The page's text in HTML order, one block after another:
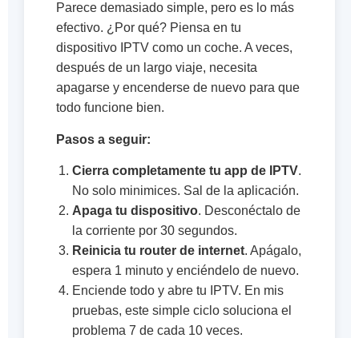
Parece demasiado simple, pero es lo más
efectivo. ¿Por qué? Piensa en tu
dispositivo IPTV como un coche. A veces,
después de un largo viaje, necesita
apagarse y encenderse de nuevo para que
todo funcione bien.
Pasos a seguir:
Cierra completamente tu app de IPTV.
No solo minimices. Sal de la aplicación.
Apaga tu dispositivo. Desconéctalo de
la corriente por 30 segundos.
Reinicia tu router de internet. Apágalo,
espera 1 minuto y enciéndelo de nuevo.
Enciende todo y abre tu IPTV. En mis
pruebas, este simple ciclo soluciona el
problema 7 de cada 10 veces.